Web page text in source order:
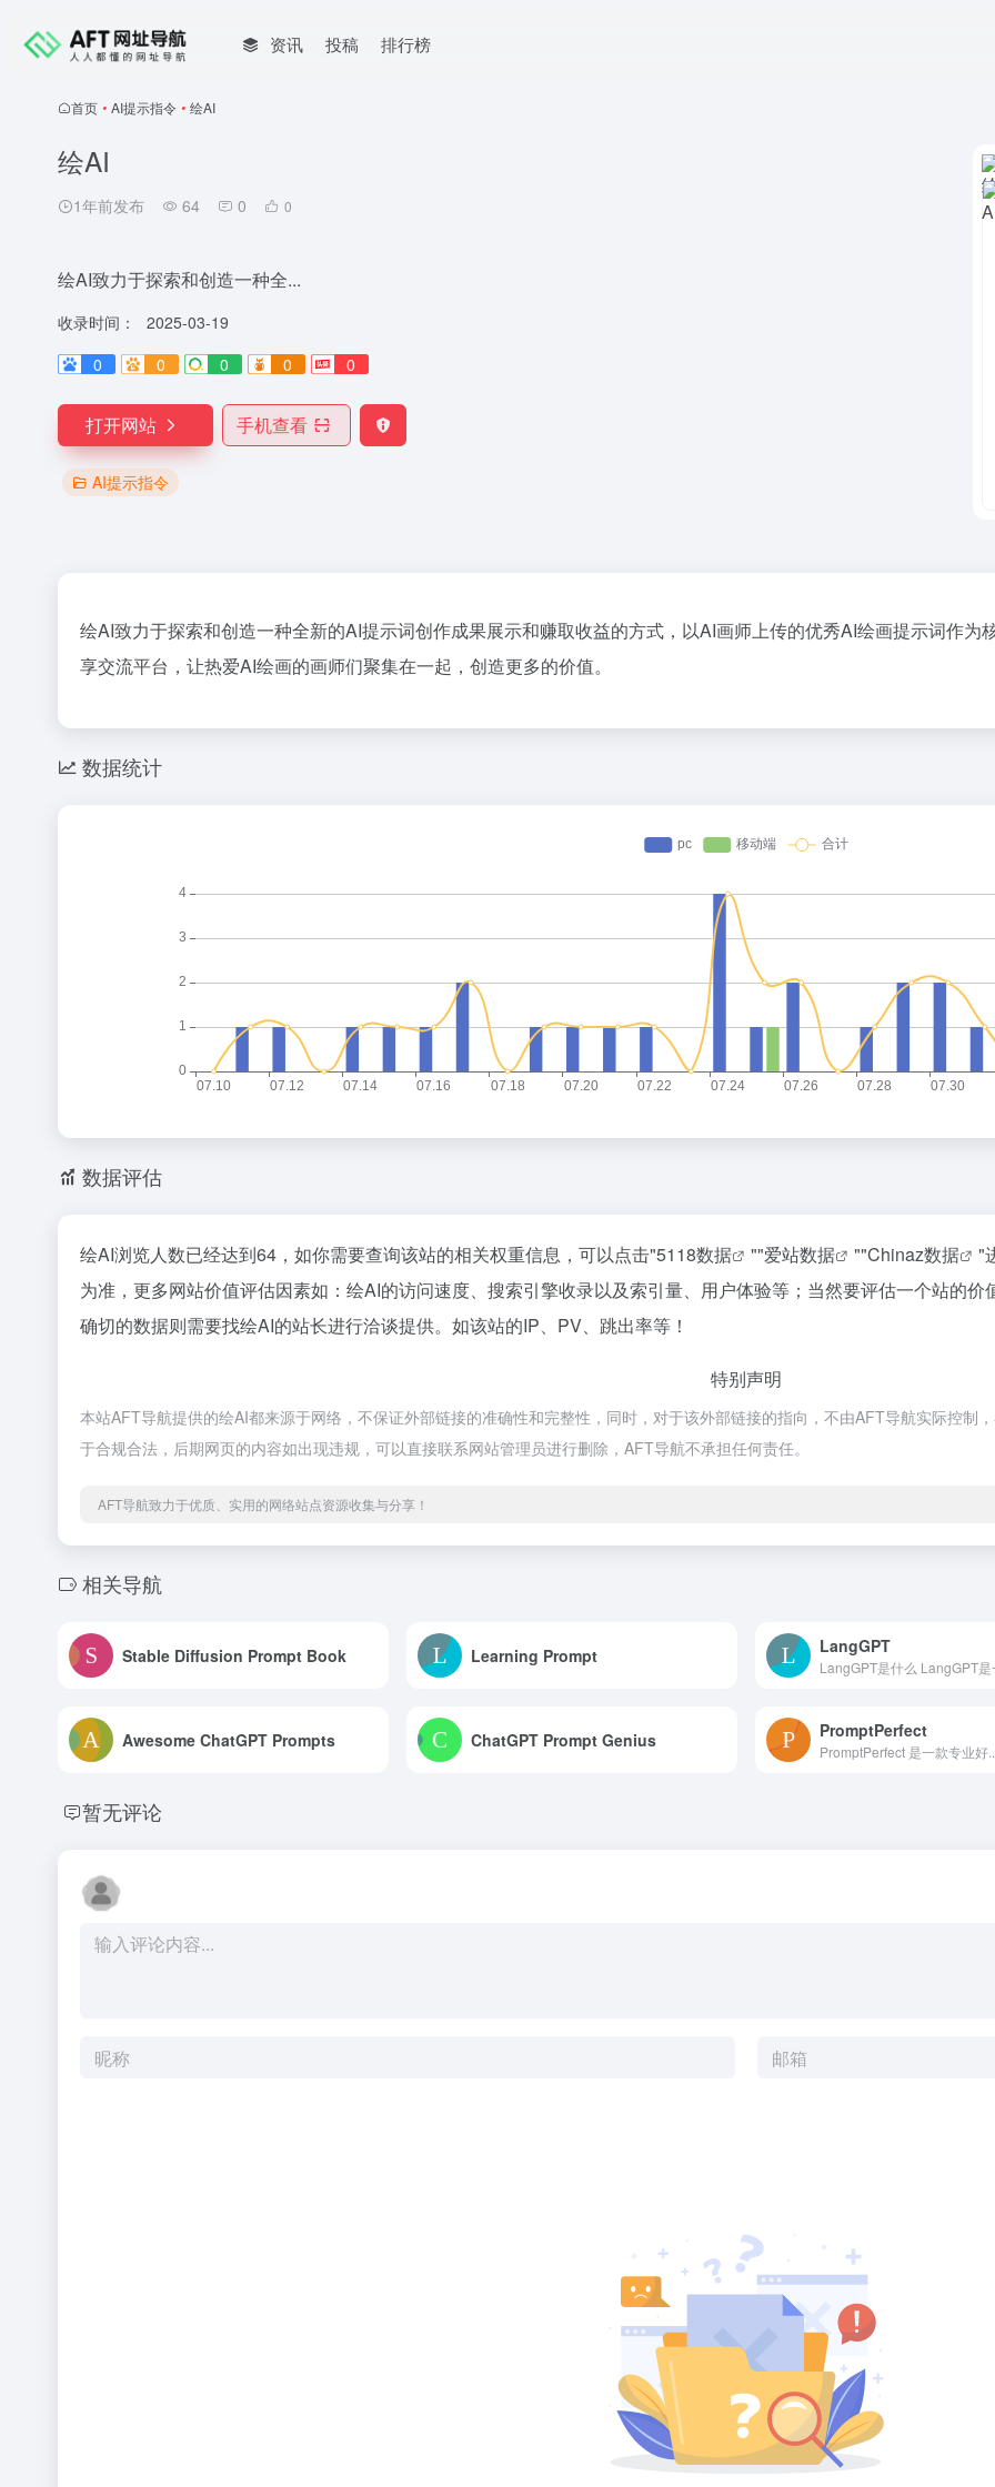
资讯 投稿 排行榜
首页 • AI提示指令 • 绘AI
绘AI
1年前发布 64 0 0
绘AI致力于探索和创造一种全...
收录时间：
2025-03-19
0
0 0 0 0
打开网站 手机查看
AI提示指令
绘AI致力于探索和创造一种全新的AI提示词创作成果展示和赚取收益的方式，以AI画师上传的优秀AI绘画提示词作
享交流平台，让热爱AI绘画的画师们聚集在一起，创造更多的价值。
数据统计
数据评估
绘AI浏览人数已经达到64，如你需要查询该站的相关权重信息，可以点击"5118数据 ""爱站数据 ""Chinaz数据
"
为准，更多网站价值评估因素如：绘AI的访问速度、搜索引擎收录以及索引量、用户体验等；当然要评估一个站的
确切的数据则需要找绘AI的站长进行洽谈提供。如该站的IP、PV、跳出率等！
特别声明
本站AFT导航提供的绘AI都来源于网络，不保证外部链接的准确性和完整性，同时，对于该外部链接的指向，不由AFT导航实际控制
于合规合法，后期网页的内容如出现违规，可以直接联系网站管理员进行删除，AFT导航不承担任何责任。
AFT导航致力于优质、实用的网络站点资源收集与分享！
相关导航
Stable Diffusion Prompt Book Learning Prompt LangGPT
LangGPT是什么 LangGPT是
Awesome ChatGPT Prompts ChatGPT Prompt Genius PromptPerfect
PromptPerfect 是一款专业好
暂无评论